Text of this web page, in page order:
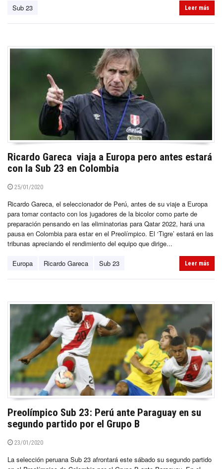
Sub 23 Leer más
Ricardo Gareca viaja a Europa pero antes estará
con la Sub 23 en Colombia
25/01/2020
Ricardo Gareca, el seleccionador de Perú, antes de su viaje a Europa
para tomar contacto con los jugadores de la bicolor como parte de
preparación pensando en las eliminatorias para Qatar 2022, hará una
pausa en Colombia para estar en el Preolímpico. El ‘Tigre’ estará en las
tribunas apreciando el rendimiento del equipo que dirige...
Europa Ricardo Gareca Sub 23 Leer más
Preolímpico Sub 23: Perú ante Paraguay en su
segundo partido por el Grupo B
23/01/2020
La selección peruana Sub 23 afrontará este sábado su segundo partido